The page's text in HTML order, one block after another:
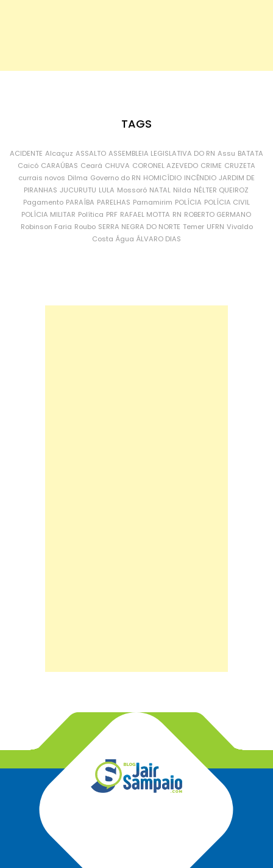
TAGS
ACIDENTE Alcaçuz ASSALTO ASSEMBLEIA LEGISLATIVA DO RN Assu BATATA
Caicó CARAÚBAS Ceará CHUVA CORONEL AZEVEDO CRIME CRUZETA
currais novos Dilma Governo do RN HOMICÍDIO INCÊNDIO JARDIM DE
PIRANHAS JUCURUTU LULA Mossoró NATAL Nilda NÉLTER QUEIROZ
Pagamento PARAÍBA PARELHAS Parnamirim POLÍCIA POLÍCIA CIVIL
POLÍCIA MILITAR Política PRF RAFAEL MOTTA RN ROBERTO GERMANO
Robinson Faria Roubo SERRA NEGRA DO NORTE Temer UFRN Vivaldo
Costa Água ÁLVARO DIAS